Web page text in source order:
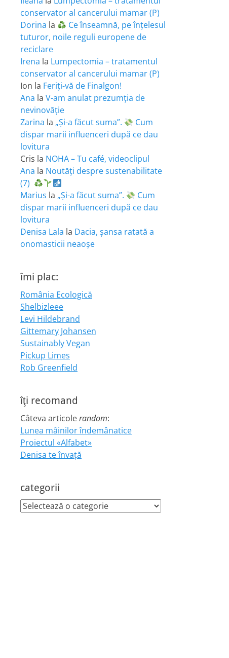
conservator al cancerului mamar (P)
Dorina la
Ce înseamnă, pe înțelesul
tuturor, noile reguli europene de
reciclare
Irena la Lumpectomia – tratamentul
conservator al cancerului mamar (P)
Ion la Feriţi-vă de Finalgon!
Ana la V-am anulat prezumția de
nevinovăție
Zarina la „Și-a făcut suma”.
Cum
dispar marii influenceri după ce dau
lovitura
Cris la NOHA – Tu café, videoclipul
Ana la Noutăți despre sustenabilitate
(7)
Marius la „Și-a făcut suma”.
Cum
dispar marii influenceri după ce dau
lovitura
Denisa Lala la Dacia, șansa ratată a
onomasticii neaoșe
îmi plac:
România Ecologică
Shelbizleee
Levi Hildebrand
Gittemary Johansen
Sustainably Vegan
Pickup Limes
Rob Greenfield
îţi recomand
Câteva articolerandom:
Lunea mâinilor îndemânatice
Proiectul «Alfabet»
Denisa te învaţă
categorii
categorii